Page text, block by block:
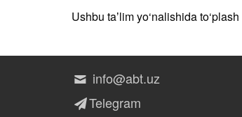
Ushbu taʼlim yo‘nalishida
info@abt.uz
Telegram